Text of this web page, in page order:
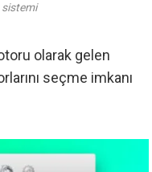
olarak gelen
seçme imkanı